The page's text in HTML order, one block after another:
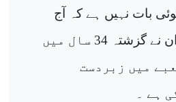
بات نہیں ہے کہ آج
اسلامی جمہوریہ ایران نے گزشتہ 34 سال میں
میں زبردست
ہے ۔